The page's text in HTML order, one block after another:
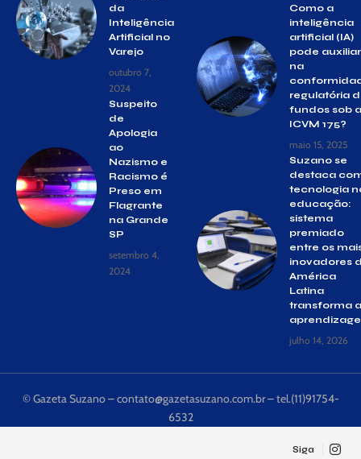
da
Inteligência
Artificial no
Varejo
outubro 7,
2024
Suspeito
de
Apologia
ao
Nazismo e
Racismo é
Preso em
Flagrante
na Grande
SP
setembro 4,
2024
Como a
inteligência
artificial (IA)
pode auxiliar
na
regulatória
fundos sob a
ICVM 175?
maio 15, 2025
Suzano se
destaca
tecnologia
educação:
sistema
premiado
entre os
inovadores
América
Latina
transforma a
julho 14, 2026
© Gazeta Suzano –contato@gazetasuzano.com.br– tel.(11)91754-
6532
Siga